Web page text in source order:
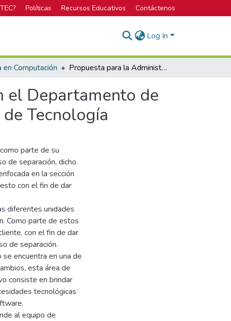
Políticas Recursos Educativos Contáctenos
Log In
en Computación Propuesta para la Administración de Proyectos en el Departamento de Innovación con Metodologías Agiles en Empresas de Tecnología
el Departamento de
Tecnología
parte de su
de separación, dicho
en la sección
con el fin de dar
diferentes unidades
Como parte de estos
con el fin de dar
de separación.
encuentra en una de
esta área de
consiste en brindar
tecnológicas
al equipo de